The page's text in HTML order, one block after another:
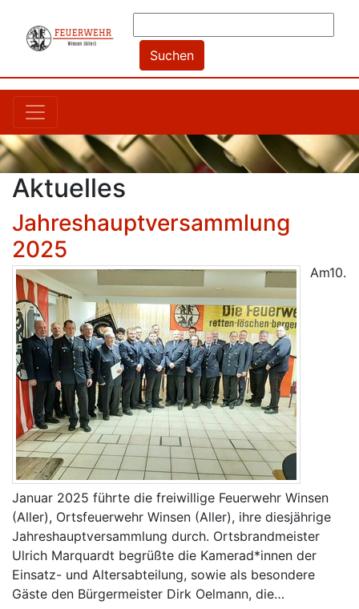
Aktuelles
Jahreshauptversammlung
2025
Am10.
Januar 2025 führte die freiwillige Feuerwehr Winsen
(Aller), Ortsfeuerwehr Winsen (Aller), ihre diesjährige
Jahreshauptversammlung durch. Ortsbrandmeister
Ulrich Marquardt begrüßte die Kamerad*innen der
Einsatz- und Altersabteilung, sowie als besondere
Gäste den Bürgermeister Dirk Oelmann, die…